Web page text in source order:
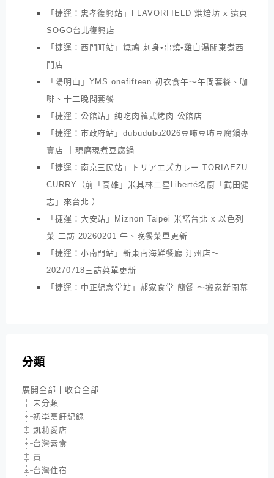
「捷運：忠孝復興站」FLAVORFIELD 烘焙坊 x 遠東
SOGO台北復興店
「捷運：西門町站」燒鳩 刺身•串燒•雞白湯關東煮西
門店
「陽明山」YMS onefifteen 初衣食午～午間套餐、咖
啡、十二晚間套餐
「捷運：公館站」純吃肉韓式烤肉 公館店
「捷運：市政府站」dubudubu2026豆咘豆咘豆腐鍋專
賣店 ｜現磨現煮豆腐鍋
「捷運：南京三民站」トリアエズカレー TORIAEZU
CURRY（前「高雄」米其林二星Liberté名廚「武田健
志」來台北 ）
「捷運：大安站」Miznon Taipei 米諾台北 x 以色列
菜 二訪 20260201 午、晚餐菜單更新
「捷運：小南門站」新東南海鮮餐廳 汀州店～
20270718三訪菜單更新
「捷運：中正紀念堂站」郝家食堂 簡餐 ～搬家新開幕
分類
展開全部 | 收合全部
未分類
初學烹飪紀錄
凱莉愛店
台灣素食
買
台灣住宿